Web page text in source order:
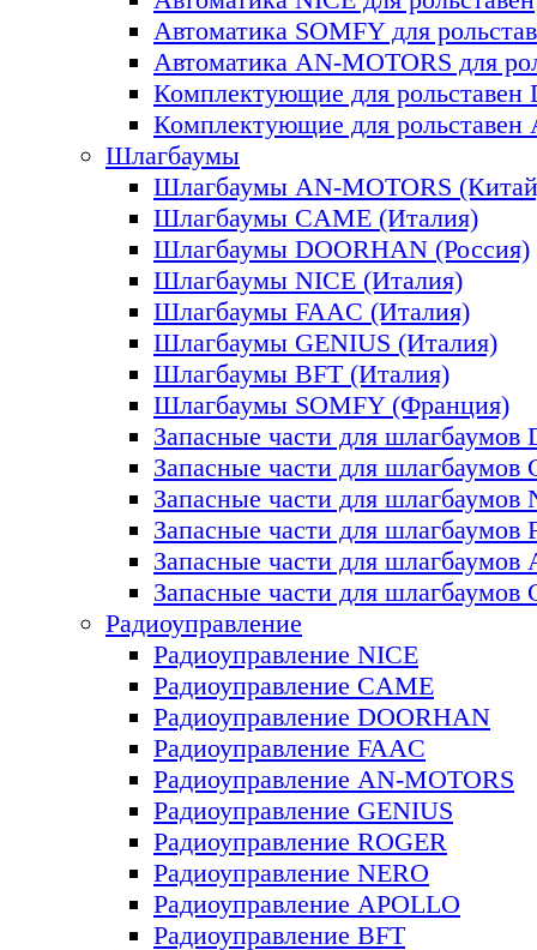
Автоматика SOMFY для
Автоматика AN-MOTORS для
Комплектующие для рольставен
Комплектующие для рольставен
Шлагбаумы
Шлагбаумы AN-MOTORS
Шлагбаумы CAME (Италия)
Шлагбаумы DOORHAN (Россия)
Шлагбаумы NICE (Италия)
Шлагбаумы FAAC (Италия)
Шлагбаумы GENIUS (Италия)
Шлагбаумы BFT (Италия)
Шлагбаумы SOMFY (Франция)
Запасные части для шлагбаумов
Запасные части для шлагбаумов
Запасные части для шлагбаумов
Запасные части для шлагбаумов
Запасные части для шлагбаумов
Запасные части для шлагбаумов
Радиоуправление
Радиоуправление NICE
Радиоуправление CAME
Радиоуправление DOORHAN
Радиоуправление FAAC
Радиоуправление AN-MOTORS
Радиоуправление GENIUS
Радиоуправление ROGER
Радиоуправление NERO
Радиоуправление APOLLO
Радиоуправление BFT